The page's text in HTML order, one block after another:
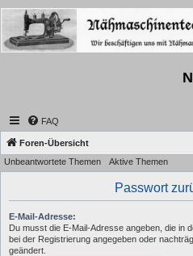
FAQ
Foren-Übersicht
Unbeantwortete Themen Aktive Themen
Passwort
E-Mail-Adresse:
Du musst die E-Mail-Adresse angeben, die in
bei der Registrierung angegeben oder
geändert.